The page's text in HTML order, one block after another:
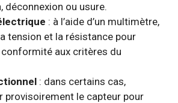
déconnexion ou usure.
: à l’aide d’un multimètre,
tension et la résistance pour
aux critères du
: dans certains cas,
provisoirement le capteur pour